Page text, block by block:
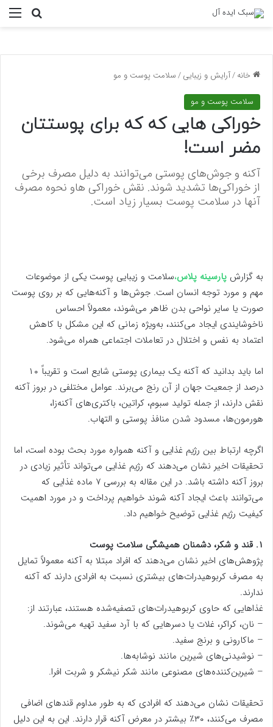
خانه/آرایش و زیبایی/سلامت پوست و مو
سلامت پوست و مو
خوراکی هایی که که برای پوستتان
مضر است!
آکنه و جوش‌های پوستی می‌توانند به دلیل مصرف برخی
از خوراکی‌ها تشدید شوند. نقش خوراکی هاو نحوه مصرف
آنها در سلامت پوست بسیار زیاد است.
به گزارش پارسینه پلاس،سلامت و زیبایی پوست یکی از موضوعات
مهم و مورد توجه انسان است. جوش‌ها و آکنه‌هایی که بر روی پوست
صورت یا سایر نواحی بدن ظاهر می‌شوند، معمولاً احساس
ناخوشایندی ایجاد می‌کنند، به‌ویژه زمانی که این مشکل با کاهش
اعتماد به نفس و اختلال در تعاملات اجتماعی همراه می‌شود.
اما باید بدانید که آکنه یک بیماری پوستی شایع است و تقریباً ۱۰
درصد از جمعیت جهان از آن رنج می‌برند. عوامل مختلفی در بروز آکنه
نقش دارند، از جمله تولید سبوم، کراتین، باکتری‌های آکنه‌زا،
هورمون‌ها، مسدود شدن منافذ پوستی و التهاب.
اگرچه ارتباط بین رژیم غذایی و آکنه همواره مورد بحث بوده است، اما
تحقیقات اخیر نشان می‌دهند که رژیم غذایی می‌تواند تأثیر زیادی در
بروز آکنه داشته باشد. در این مقاله به بررسی ۷ ماده غذایی که
می‌توانند باعث ایجاد آکنه شوند خواهیم پرداخت و در مورد اهمیت
کیفیت رژیم غذایی توضیح خواهیم داد.
۱. قند و شکر، دشمنان همیشگی سلامت پوست
پژوهش‌های اخیر نشان می‌دهند که افراد مبتلا به آکنه معمولاً تمایل
به مصرف کربوهیدرات‌های بیشتری نسبت به افرادی دارند که آکنه
ندارند.
غذاهایی که حاوی کربوهیدرات‌های تصفیه‌شده هستند، عبارتند از:
– نان، کراکر، غلات یا دسرهایی که با آرد سفید تهیه می‌شوند.
– ماکارونی و برنج سفید.
– نوشیدنی‌های شیرین مانند نوشابه‌ها.
– شیرین‌کننده‌های مصنوعی مانند شکر نیشکر و شربت افرا.
تحقیقات نشان می‌دهند که افرادی که به طور مداوم قندهای اضافی
مصرف می‌کنند، ۳۰٪ بیشتر در معرض آکنه قرار دارند. این به این دلیل